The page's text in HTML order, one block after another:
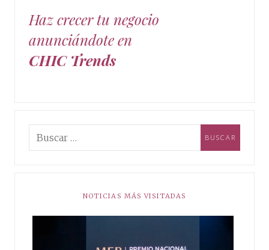
Haz crecer tu negocio
anunciándote en
CHIC Trends
NOTICIAS MÁS VISITADAS